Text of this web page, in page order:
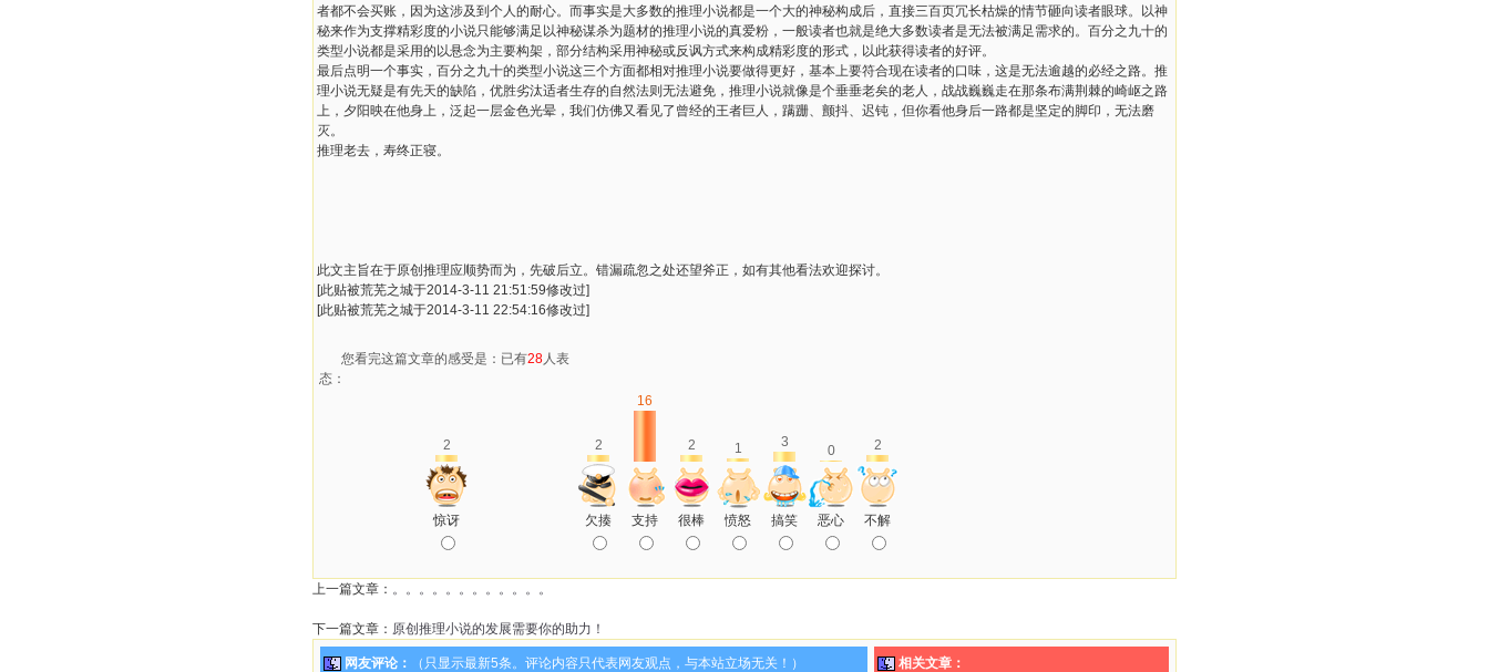
者都不会买账，因为这涉及到个人的耐心。而事实是大多数的推理小说都是一个大的神秘构成后，直接三百页冗长枯燥的情节砸向读者眼球。以神
秘来作为支撑精彩度的小说只能够满足以神秘谋杀为题材的推理小说的真爱粉，一般读者也就是绝大多数读者是无法被满足需求的。百分之九十的
类型小说都是采用的以悬念为主要构架，部分结构采用神秘或反讽方式来构成精彩度的形式，以此获得读者的好评。
最后点明一个事实，百分之九十的类型小说这三个方面都相对推理小说要做得更好，基本上要符合现在读者的口味，这是无法逾越的必经之路。推
理小说无疑是有先天的缺陷，优胜劣汰适者生存的自然法则无法避免，推理小说就像是个垂垂老矣的老人，战战巍巍走在那条布满荆棘的崎岖之路
上，夕阳映在他身上，泛起一层金色光晕，我们仿佛又看见了曾经的王者巨人，蹒跚、颤抖、迟钝，但你看他身后一路都是坚定的脚印，无法磨
灭。
推理老去，寿终正寝。
此文主旨在于原创推理应顺势而为，先破后立。错漏疏忽之处还望斧正，如有其他看法欢迎探讨。
[此贴被荒芜之城于2014-3-11 21:51:59修改过]
[此贴被荒芜之城于2014-3-11 22:54:16修改过]
您看完这篇文章的感受是：已有28人表
态：
2 2
16
2 1 3
0 2
惊讶 欠揍 支持 很棒 愤怒 搞笑 恶心 不解
上一篇文章： 。。。。。。。。。。。。
下一篇文章： 原创推理小说的发展需要你的助力！
网友评论： （只显示最新5条。评论内容只代表网友观点，与本站立场无关！） 相关文章：